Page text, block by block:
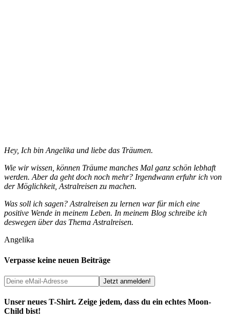
Hey, Ich bin Angelika und liebe das Träumen.
Wie wir wissen, können Träume manches Mal ganz schön lebhaft
werden. Aber da geht doch noch mehr? Irgendwann erfuhr ich von
der Möglichkeit, Astralreisen zu machen.
Was soll ich sagen? Astralreisen zu lernen war für mich eine
positive Wende in meinem Leben. In meinem Blog schreibe ich
deswegen über das Thema Astralreisen.
Angelika
Verpasse keine neuen Beiträge
Unser neues T-Shirt. Zeige jedem, dass du ein echtes Moon-
Child bist!